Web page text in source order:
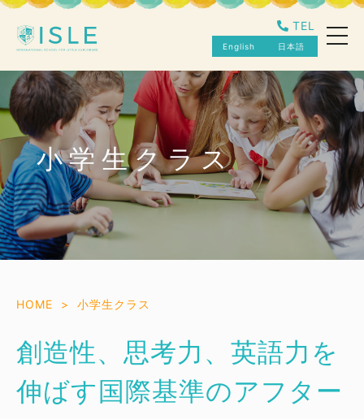
TEL
English 日本語
toggle
小学生クラス
HOME 小学生クラス
創造性、思考力、英語力を
伸ばす国際基準のアフター